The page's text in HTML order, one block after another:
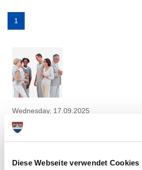
Diese Webseite verwendet Cookies
1
Wednesday, 17.09.2025
12:30 Uhr, Glückstadt
Seniorenausflug